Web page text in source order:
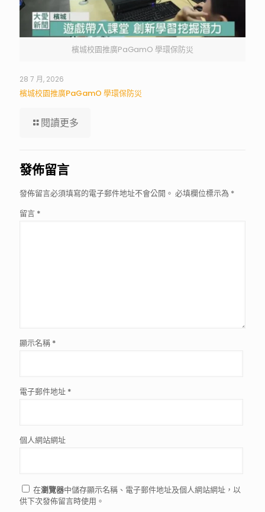
檳城校園推廣PaGamO 學環保防災
28 7 月, 2026
檳城校園推廣PaGamO 學環保防災
閱讀更多
發佈留言
發佈留言必須填寫的電子郵件地址不會公開。 必填欄位標示為 *
留言 *
顯示名稱 *
電子郵件地址 *
個人網站網址
在瀏覽器中儲存顯示名稱、電子郵件地址及個人網站網址，以
供下次發佈留言時使用。